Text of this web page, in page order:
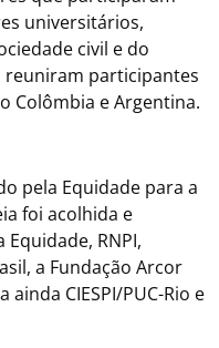
universitários,
civil e do
reuniram participantes
Colômbia e Argentina.
pela Equidade para a
foi acolhida e
RNPI,
a Fundação Arcor
CIESPI/PUC-Rio e